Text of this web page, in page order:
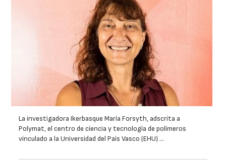
La investigadora Ikerbasque María Forsyth, adscrita a
Polymat, el centro de ciencia y tecnología de polímeros
vinculado a la Universidad del País Vasco (EHU) …